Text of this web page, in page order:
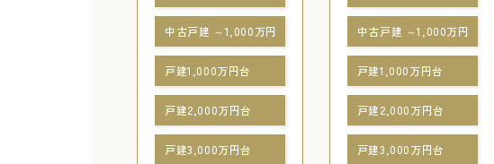
中古戸建 ～1,000万円
戸建1,000万円台
戸建2,000万円台
戸建3,000万円台
中古戸建 ～1,000万円
戸建1,000万円台
戸建2,000万円台
戸建3,000万円台